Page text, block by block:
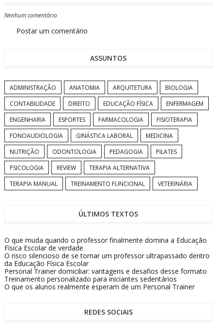
Nenhum comentário
Postar um comentário
ASSUNTOS
ADMINISTRAÇÃO ANATOMIA ARQUITETURA
BIOLOGIA
CONTABILIDADE
DIREITO EDUCAÇÃO FÍSICA
ENFERMAGEM
ENGENHARIA
ESPORTES FARMACOLOGIA
FISIOTERAPIA
FONOAUDIOLOGIA
GINÁSTICA LABORAL
MEDICINA
NUTRIÇÃO
ODONTOLOGIA PEDAGOGIA
PILATES
PSICOLOGIA
REVIEW
TERAPIA ALTERNATIVA
TERAPIA MANUAL
TREINAMENTO FUNCIONAL VETERINÁRIA
ÚLTIMOS TEXTOS
O que muda quando o professor finalmente domina a Educação
Física Escolar de verdade
O risco silencioso de se tornar um professor ultrapassado dentro
da Educação Física Escolar
Personal Trainer domiciliar: vantagens e desafios desse formato
Treinamento personalizado para iniciantes sedentários
O que os alunos realmente esperam de um Personal Trainer
REDES SOCIAIS